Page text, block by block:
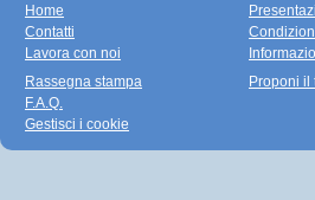
Home
Contatti
Lavora con noi
Rassegna stampa
F.A.Q.
Gestisci i cookie
Proponi il